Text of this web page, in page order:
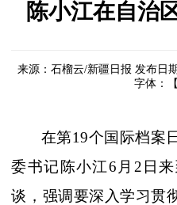
陈小江在自治
来源：石榴云/新疆日报 发布日
字体：【
在第19个国际档案
委书记陈小江6月2日
谈，强调要深入学习贯